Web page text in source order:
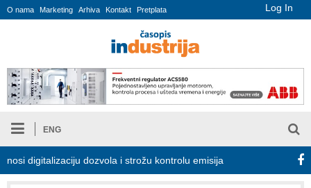
Log In
O nama Marketing Arhiva Kontakt Pretplata
ENG
dozvola i strožu kontrolu emisija Proizvodnja iC7